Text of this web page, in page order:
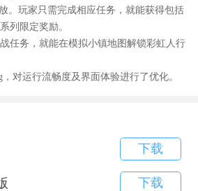
。玩家只需完成相应任务，就能获得包括
列限定奖励。
任务，就能在模拟小镇地图解锁彩虹人行
对运行流畅度及界面体验进行了优化。
下载
下载